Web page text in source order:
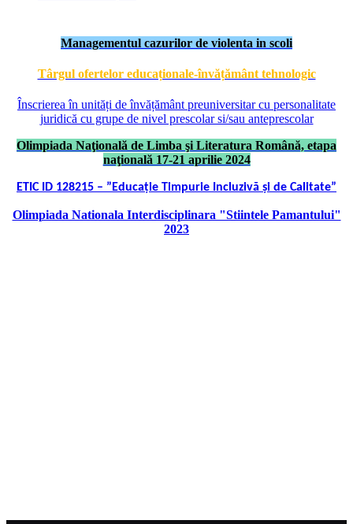
Managementul cazurilor de violenta in scoli
Târgul ofertelor educaționale-învățământ tehnologic
Înscrierea în unități de învățământ preuniversitar cu personalitate
juridică cu grupe de nivel prescolar si/sau anteprescolar
Olimpiada Naţională de Limba şi Literatura Română, etapa
naţională 17-21 aprilie 2024
ETIC ID 128215 – ”Educație Timpurie Incluzivă și de Calitate”
Olimpiada Nationala Interdisciplinara "Stiintele Pamantului"
2023